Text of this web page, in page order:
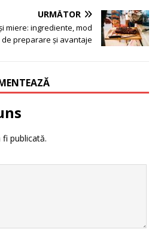
URMĂTOR
miere: ingrediente, mod
de preparare și avantaje
publicată.